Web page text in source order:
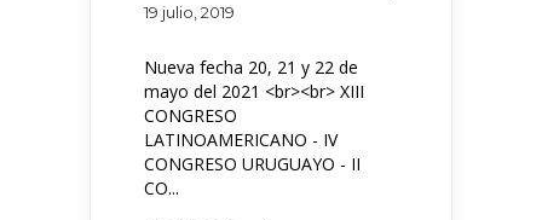
19 julio, 2019
Nueva fecha 20, 21 y 22 de
mayo del 2021 <br><br> XIII
CONGRESO
LATINOAMERICANO - IV
CONGRESO URUGUAYO - II
CO...